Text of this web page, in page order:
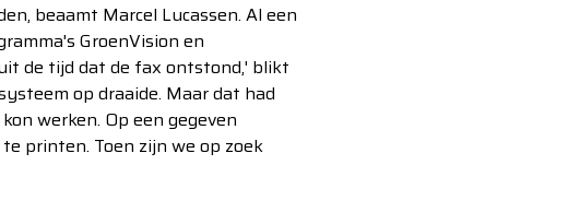
beaamt Marcel Lucassen. Al een
GroenVision en
de tijd dat de fax ontstond,' blikt
op draaide. Maar dat had
werken. Op een gegeven
printen. Toen zijn we op zoek